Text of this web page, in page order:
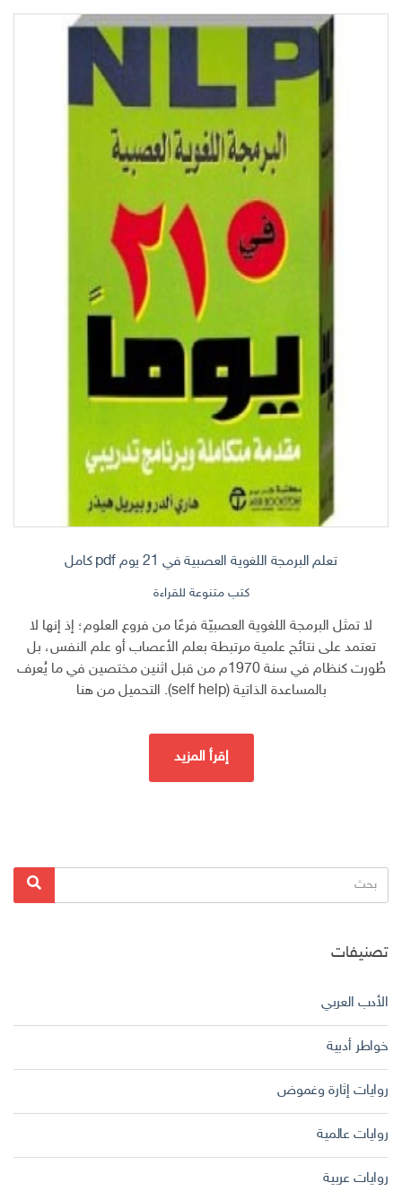
تعلم البرمجة اللغوية العصبية في 21 يوم pdf كامل
كتب متنوعة للقراءة
لا تمثل البرمجة اللغوية العصبيّة فرعًا من فروع العلوم؛ إذ إنها لا
تعتمد على نتائج علمية مرتبطة بعلم الأعصاب أو علم النفس، بل
طُورت كنظام في سنة 1970م من قبل اثنين مختصين في ما يُعرف
بالمساعدة الذاتية (self help). التحميل من هنا
إقرأ المزيد
البحث
عن:
بحث
تصنيفات
الأدب العربي
خواطر أدبية
روايات إثارة وغموض
روايات عالمية
روايات عربية